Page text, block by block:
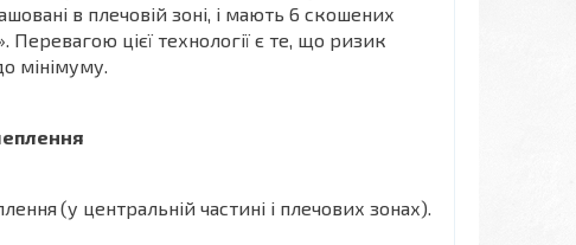
в плечовій зоні, і мають 6 скошених
цієї технології є те, що ризик
мінімуму.
(у центральній частині і плечових зонах).